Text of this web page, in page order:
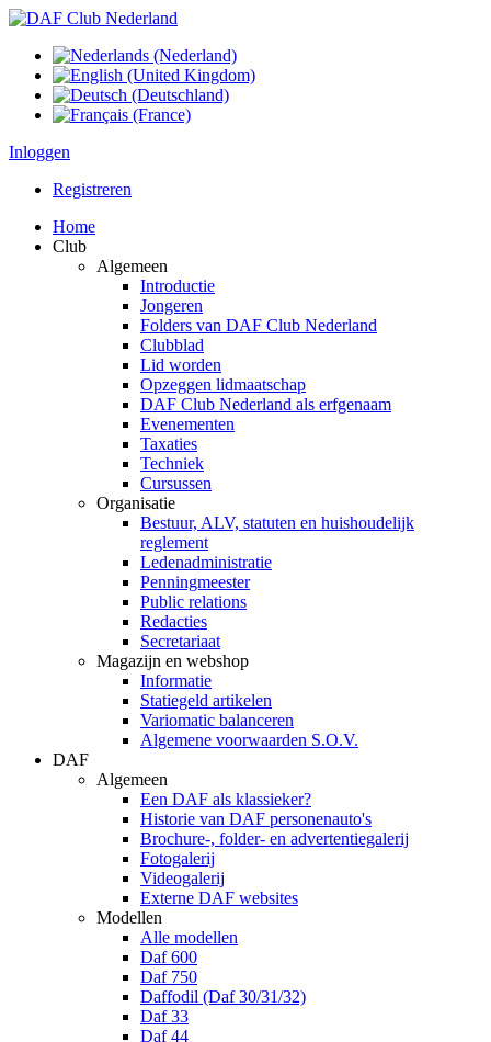
Inloggen
Registreren
Home
Club
Algemeen
Introductie
Jongeren
Folders van DAF Club Nederland
Clubblad
Lid worden
Opzeggen lidmaatschap
DAF Club Nederland als erfgenaam
Evenementen
Taxaties
Techniek
Cursussen
Organisatie
Bestuur, ALV, statuten en huishoudelijk
reglement
Ledenadministratie
Penningmeester
Public relations
Redacties
Secretariaat
Magazijn en webshop
Informatie
Statiegeld artikelen
Variomatic balanceren
Algemene voorwaarden S.O.V.
DAF
Algemeen
Een DAF als klassieker?
Historie van DAF personenauto's
Brochure-, folder- en advertentiegalerij
Fotogalerij
Videogalerij
Externe DAF websites
Modellen
Alle modellen
Daf 600
Daf 750
Daffodil (Daf 30/31/32)
Daf 33
Daf 44